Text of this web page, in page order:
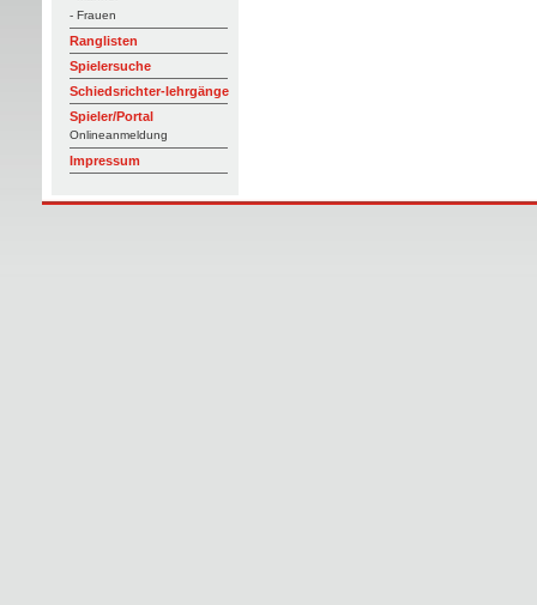
- Frauen
Ranglisten
Spielersuche
Schiedsrichter-lehrgänge
Spieler/Portal
Onlineanmeldung
Impressum